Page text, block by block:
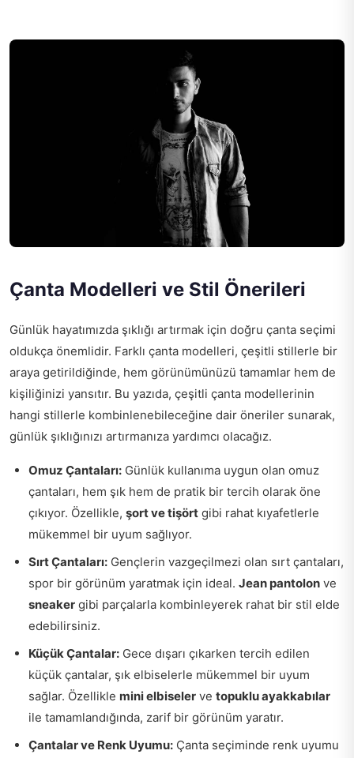
Çanta Modelleri ve Stil Önerileri
Günlük hayatımızda şıklığı artırmak için doğru çanta seçimi
oldukça önemlidir. Farklı çanta modelleri, çeşitli stillerle bir
araya getirildiğinde, hem görünümünüzü tamamlar hem de
kişiliğinizi yansıtır. Bu yazıda, çeşitli çanta modellerinin
hangi stillerle kombinlenebileceğine dair öneriler sunarak,
günlük şıklığınızı artırmanıza yardımcı olacağız.
Omuz Çantaları: Günlük kullanıma uygun olan omuz
çantaları, hem şık hem de pratik bir tercih olarak öne
çıkıyor. Özellikle, şort ve tişört gibi rahat kıyafetlerle
mükemmel bir uyum sağlıyor.
Sırt Çantaları: Gençlerin vazgeçilmezi olan sırt çantaları,
spor bir görünüm yaratmak için ideal. Jean pantolon ve
sneaker gibi parçalarla kombinleyerek rahat bir stil elde
edebilirsiniz.
Küçük Çantalar: Gece dışarı çıkarken tercih edilen
küçük çantalar, şık elbiselerle mükemmel bir uyum
sağlar. Özellikle mini elbiseler ve topuklu ayakkabılar
ile tamamlandığında, zarif bir görünüm yaratır.
Çantalar ve Renk Uyumu: Çanta seçiminde renk uyumu